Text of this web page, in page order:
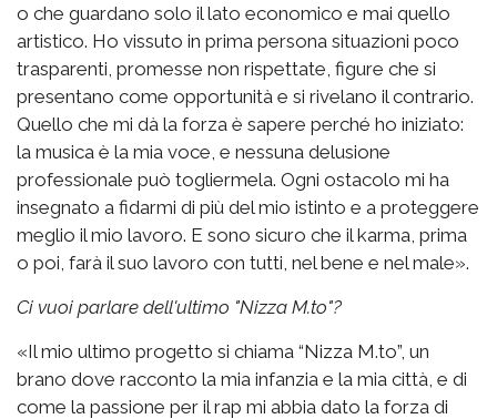
o che guardano solo il lato economico e mai quello
artistico. Ho vissuto in prima persona situazioni poco
trasparenti, promesse non rispettate, figure che si
presentano come opportunità e si rivelano il contrario.
Quello che mi dà la forza è sapere perché ho iniziato:
la musica è la mia voce, e nessuna delusione
professionale può togliermela. Ogni ostacolo mi ha
insegnato a fidarmi di più del mio istinto e a proteggere
meglio il mio lavoro. E sono sicuro che il karma, prima
o poi, farà il suo lavoro con tutti, nel bene e nel male».
Ci vuoi parlare dell'ultimo "Nizza M.to"?
«Il mio ultimo progetto si chiama “Nizza M.to”, un
brano dove racconto la mia infanzia e la mia città, e di
come la passione per il rap mi abbia dato la forza di